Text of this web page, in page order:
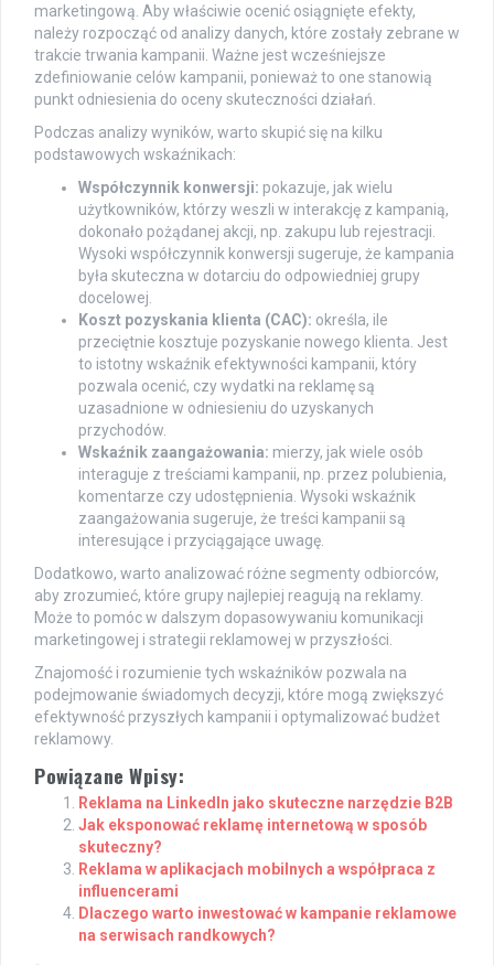
marketingową. Aby właściwie ocenić osiągnięte efekty,
należy rozpocząć od analizy danych, które zostały zebrane w
trakcie trwania kampanii. Ważne jest wcześniejsze
zdefiniowanie celów kampanii, ponieważ to one stanowią
punkt odniesienia do oceny skuteczności działań.
Podczas analizy wyników, warto skupić się na kilku
podstawowych wskaźnikach:
Współczynnik konwersji: pokazuje, jak wielu
użytkowników, którzy weszli w interakcję z kampanią,
dokonało pożądanej akcji, np. zakupu lub rejestracji.
Wysoki współczynnik konwersji sugeruje, że kampania
była skuteczna w dotarciu do odpowiedniej grupy
docelowej.
Koszt pozyskania klienta (CAC): określa, ile
przeciętnie kosztuje pozyskanie nowego klienta. Jest
to istotny wskaźnik efektywności kampanii, który
pozwala ocenić, czy wydatki na reklamę są
uzasadnione w odniesieniu do uzyskanych
przychodów.
Wskaźnik zaangażowania: mierzy, jak wiele osób
interaguje z treściami kampanii, np. przez polubienia,
komentarze czy udostępnienia. Wysoki wskaźnik
zaangażowania sugeruje, że treści kampanii są
interesujące i przyciągające uwagę.
Dodatkowo, warto analizować różne segmenty odbiorców,
aby zrozumieć, które grupy najlepiej reagują na reklamy.
Może to pomóc w dalszym dopasowywaniu komunikacji
marketingowej i strategii reklamowej w przyszłości.
Znajomość i rozumienie tych wskaźników pozwala na
podejmowanie świadomych decyzji, które mogą zwiększyć
efektywność przyszłych kampanii i optymalizować budżet
reklamowy.
Powiązane Wpisy:
Reklama na LinkedIn jako skuteczne narzędzie B2B
Jak eksponować reklamę internetową w sposób
skuteczny?
Reklama w aplikacjach mobilnych a współpraca z
influencerami
Dlaczego warto inwestować w kampanie reklamowe
na serwisach randkowych?